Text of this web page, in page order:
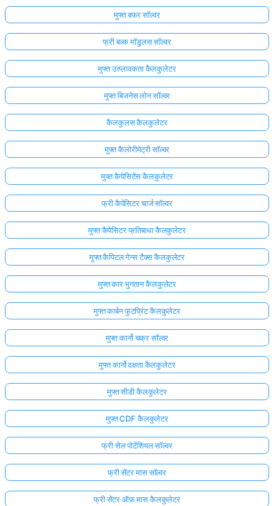
मुफ्त बफर सॉल्वर
फ्री बल्क मॉडुलस सॉल्वर
मुफ्त उत्प्लावकता कैलकुलेटर
मुफ्त बिजनेस लोन सॉल्वर
कैलकुलस कैलकुलेटर
मुफ्त कैलोरीमेट्री सॉल्वर
मुफ्त कैपेसिटेंस कैलकुलेटर
फ्री कैपेसिटर चार्ज सॉल्वर
मुफ्त कैपेसिटर प्रतिबाधा कैलकुलेटर
मुफ्त कैपिटल गेन्स टैक्स कैलकुलेटर
मुफ्त कार भुगतान कैलकुलेटर
मुफ्त कार्बन फुटप्रिंट कैलकुलेटर
मुफ्त कार्नो चक्र सॉल्वर
मुफ्त कार्नो दक्षता कैलकुलेटर
मुफ्त सीडी कैलकुलेटर
मुफ्त CDF कैलकुलेटर
फ्री सेल पोटेंशियल सॉल्वर
फ्री सेंटर मास सॉल्वर
फ्री सेंटर ऑफ़ मास कैलकुलेटर